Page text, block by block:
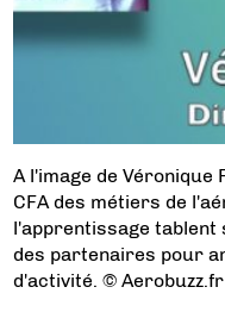
A l'image de Véronique
CFA des métiers de
l'apprentissage tablent
des partenaires pour
d'activité. © Aerobuzz.fr